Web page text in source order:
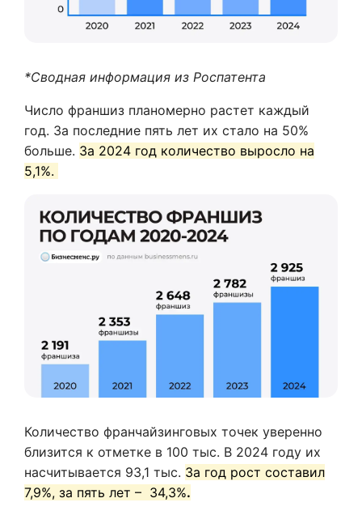
*Сводная информация из Роспатента
Число франшиз планомерно растет каждый
год. За последние пять лет их стало на 50%
больше. За 2024 год количество выросло на
5,1%.
Количество франчайзинговых точек уверенно
близится к отметке в 100 тыс. В 2024 году их
насчитывается 93,1 тыс. За год рост составил
7,9%, за пять лет – 34,3%.